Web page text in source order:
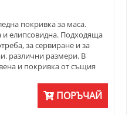
покривка за маса.
и елипсовидна. Подходяща
за сервиране и за
различни размери. В
и покривка от същия
ПОРЪЧАЙ